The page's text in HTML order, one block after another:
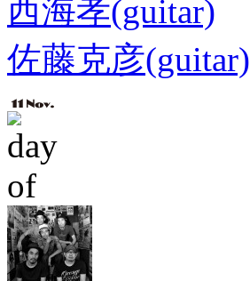
西海孝(guitar)
佐藤克彦(guitar)